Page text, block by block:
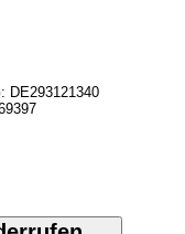
DE293121340